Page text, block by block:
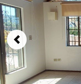
Previous